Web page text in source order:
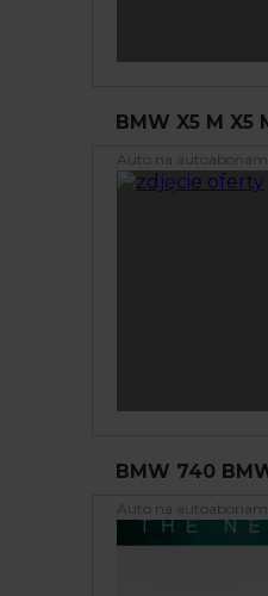
BMW X5 M X5
Auto na
BMW 740
Auto na